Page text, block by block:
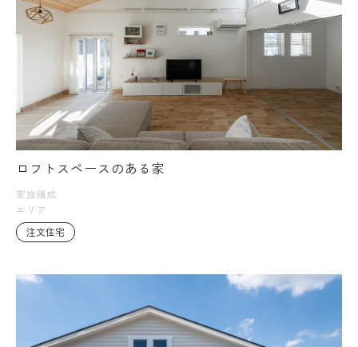
ロフトスペースのある家
家族構成
エリア
注文住宅